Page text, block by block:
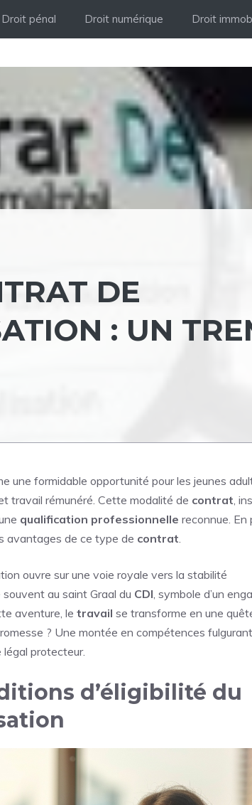
Droit pénal Droit numérique Droit
DE
: UN
une formidable opportunité pour les jeunes
travail rémunéré. Cette modalité de contrat,
qualification professionnelle reconnue. En
avantages de ce type de contrat.
ouvre sur une voie royale vers la stabilité
au saint Graal du CDI, symbole d’un
aventure, le travail se transforme en une
? Une montée en compétences
protecteur.
d’éligibilité du